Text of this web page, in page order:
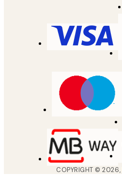
COPYRIGHT ©2026,